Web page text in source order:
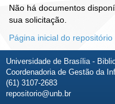
Não há documentos
sua solicitação.
Página inicial do repositório
Universidade de Brasília -
Coordenadoria de Gestão da
(61) 3107-2683
repositorio@unb.br